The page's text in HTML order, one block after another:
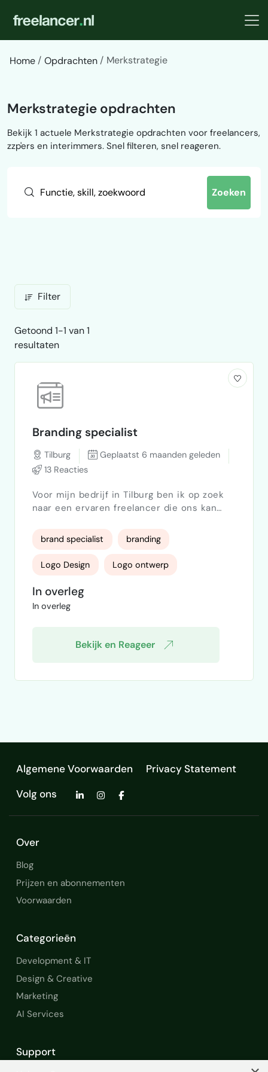
Home Opdrachten Merkstrategie
Merkstrategie opdrachten
Bekijk 1 actuele Merkstrategie opdrachten voor freelancers,
zzp'ers en interimmers. Snel filteren, snel reageren.
Zoeken
Filter
Getoond 1-1 van 1
resultaten
Branding specialist
Tilburg
Geplaatst 6 maanden geleden
13 Reacties
Voor mijn bedrijf in Tilburg ben ik op zoek
naar een ervaren freelancer die ons kan
waar nodig – ontwikkelen van onze merken
en logo’s. Wij zijn een 45 jaar bestaand
familiebedrijf dat zich bezighoudt met de
ontwikkeling, import en distributie van
sportartikelen, speelgoed en traditionele
spellen. Wij voeren momenteel meerdere
merken. Binnen deze …
brand specialist branding
Logo Design Logo ontwerp
Merkstrategie
In overleg
In overleg
Bekijk en Reageer
Algemene Voorwaarden
Privacy Statement
Volg ons
Over
Blog
Prijzen en abonnementen
Voorwaarden
Categorieën
Development & IT
Design & Creative
Marketing
AI Services
Support